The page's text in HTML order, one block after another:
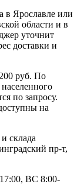
в Ярославле или
области и в
уточнит
доставки и
руб. По
по запросу.
на
склада
пр-т,
ВС 8:00-